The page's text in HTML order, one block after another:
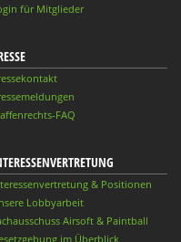
für Mitglieder
FAQ
& Positionen
Lobbyarbeit
Airsoft & Paintball
im Überblick